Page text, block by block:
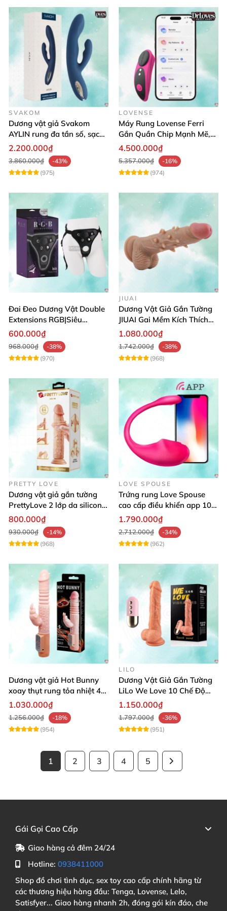
SVAKOM
Dương vật giả Svakom
AYLIN rung đa tần số, sạc
pin chống nước
2.200.000₫
3.860.000₫
-43%
(975)
LOVENSE
Máy Rung Lovense Ferri
Gắn Quần Chip Mạnh Mẽ,
Điều Khiển Qua App
4.500.000₫
5.357.000₫
-16%
(974)
Đai Đeo Dương Vật Double
Extensions RGB|Siêu
Bền|Cảm Giác Thật
600.000₫
968.000₫
-38%
(970)
JIUAI
Dương Vật Giả Gắn Tường
JIUAI Gai Mềm Kích Thích
Điểm G Siêu Mượt
1.080.000₫
1.742.000₫
-38%
(968)
PRETTY LOVE
Dương vật giả gắn tường
PrettyLove 2 lớp da silicon
mềm mịn không rung
800.000₫
930.000₫
-14%
(968)
LOVE SPOUSE
Trứng rung Love Spouse
cao cấp điều khiển app 10
chế độ rung cực khoái toàn
1.790.000₫
2.712.000₫
-34%
(962)
Dương vật giả Hot Bunny
xoay thụt rung tỏa nhiệt 48
độ
1.030.000₫
1.256.000₫
-18%
(954)
LILO
Dương Vật Giả Gắn Tường
LiLo We Love 10 Chế Độ
Rung Nhiệt
1.150.000₫
1.797.000₫
-36%
(951)
1 2 3 4 5
Gái Gọi Cao Cấp
Giao hàng cả đêm 24/24
Hotline: 0938411000
Shop đồ chơi tình dục, sex toy cao cấp chính hãng từ
các thương hiệu hàng đầu: Tenga, Lovense, Lelo,
Satisfyer... Giao hàng nhanh 2h, đóng gói kín đáo, che